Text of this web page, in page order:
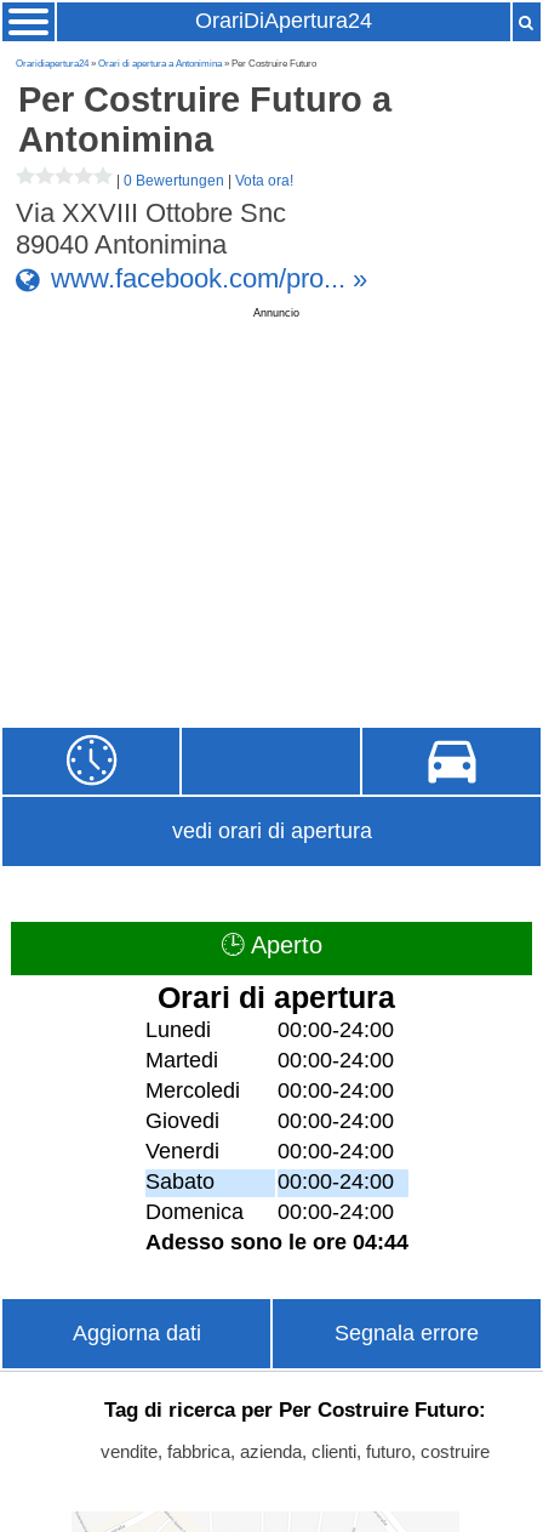
OrariDiApertura24
Oraridiapertura24»Orari di apertura a Antonimina» Per Costruire Futuro
Per Costruire Futuro a
Antonimina
|0 Bewertungen |Vota ora!
Via XXVIII Ottobre Snc
89040 Antonimina
www.facebook.com/pro... »
Annuncio
vedi orari di apertura
🕒 Aperto
Orari di apertura
Lunedi
00:00-24:00
Martedi
00:00-24:00
Mercoledi
00:00-24:00
Giovedi
00:00-24:00
Venerdi
00:00-24:00
Sabato
00:00-24:00
Domenica
00:00-24:00
Adesso sono le ore 04:44
Aggiorna dati Segnala errore
Tag di ricerca per Per Costruire Futuro:
vendite, fabbrica, azienda, clienti, futuro, costruire